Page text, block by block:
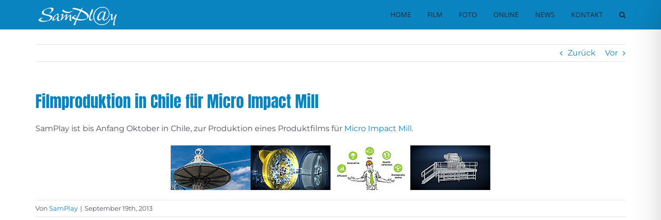
HOME FILM FOTO ONLINE NEWS KONTAKT
Zurück Vor
Filmproduktion in Chile für Micro Impact Mill
SamPlay ist bis Anfang Oktober in Chile, zur Produktion eines Produktfilms für Micro Impact Mill .
Von SamPlay | September 19th, 2013